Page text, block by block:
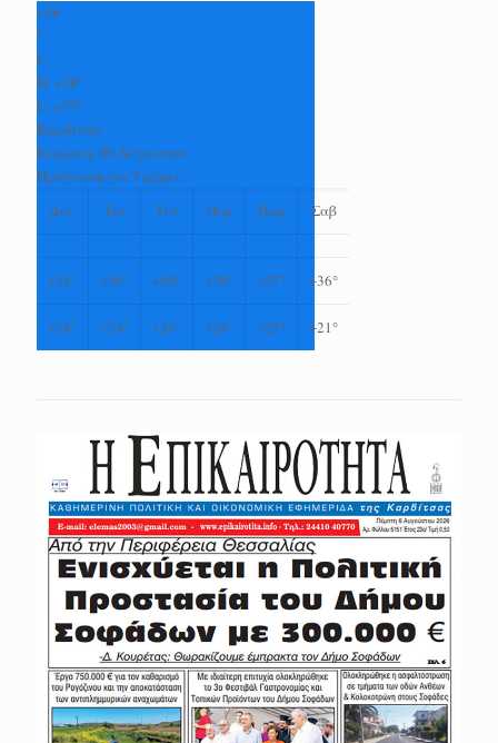
+36
°
C
H: +38°
L: +27°
Καρδίτσα
Κυριακή, 09 Αύγουστος
Πρόγνωση για 7 μέρες
Δευ
Τρι Τετ Πεμ Παρ Σαβ
+35° +39° +40° +39° +37° +36°
+24° +24° +24° +24° +23° +21°